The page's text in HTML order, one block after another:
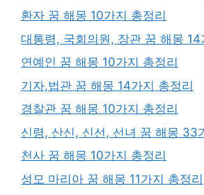
환자 꿈 해몽 10가지 총정리
대통령, 국회의원, 장관 꿈 해몽 14
연예인 꿈 해몽 10가지 총정리
기자,법관 꿈 해몽 14가지 총정리
경찰관 꿈 해몽 10가지 총정리
신령, 산신, 신선, 선녀 꿈 해몽 33
천사 꿈 해몽 10가지 총정리
성모 마리아 꿈 해몽 11가지 총정리